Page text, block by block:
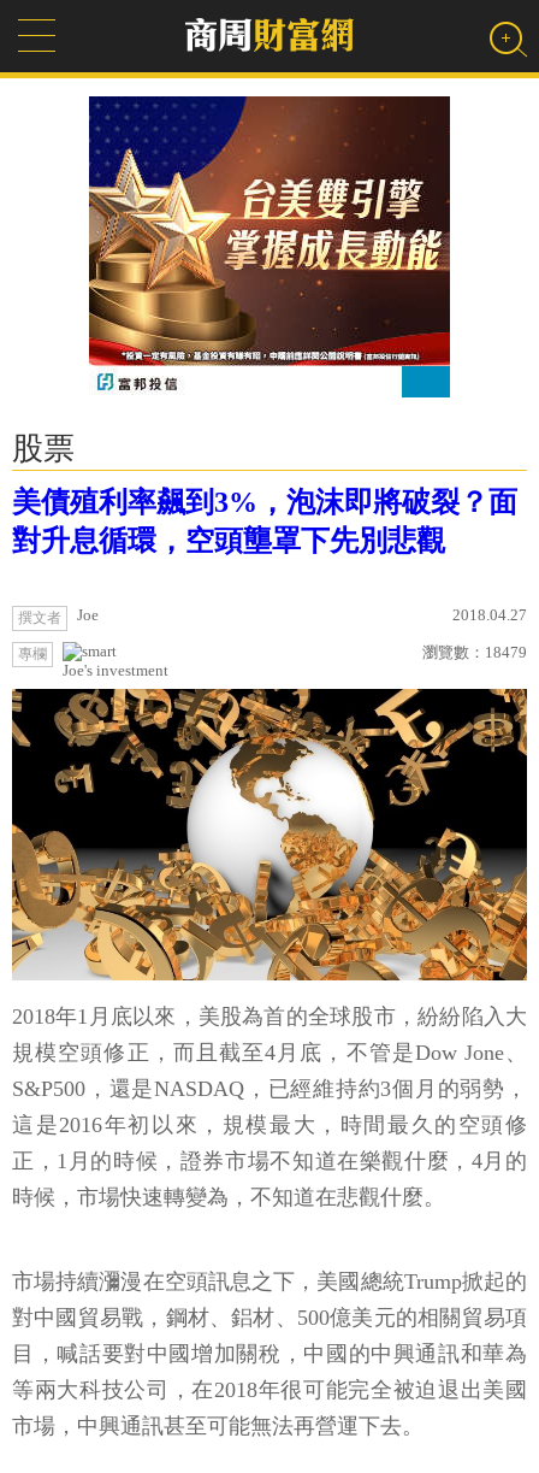
股票
美債殖利率飆到3%，泡沫即將破裂？面
對升息循環，空頭壟罩下先別悲觀
撰文者 Joe 2018.04.27
專欄
Joe's investment
瀏覽數： 18479
2018年1月底以來，美股為首的全球股市，紛紛陷入大
規模空頭修正，而且截至4月底，不管是Dow Jone、
S&P500，還是NASDAQ，已經維持約3個月的弱勢，
這是2016年初以來，規模最大，時間最久的空頭修
正，1月的時候，證券市場不知道在樂觀什麼，4月的
時候，市場快速轉變為，不知道在悲觀什麼。
市場持續瀰漫在空頭訊息之下，美國總統Trump掀起的
對中國貿易戰，鋼材、鋁材、500億美元的相關貿易項
目，喊話要對中國增加關稅，中國的中興通訊和華為
等兩大科技公司，在2018年很可能完全被迫退出美國
市場，中興通訊甚至可能無法再營運下去。